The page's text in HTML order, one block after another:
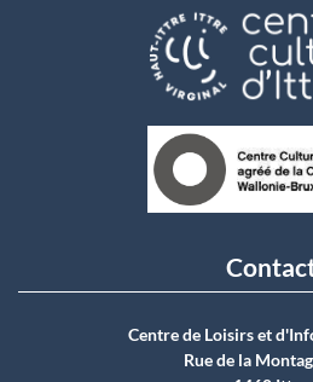
Centre de Loisirs et
Rue de la